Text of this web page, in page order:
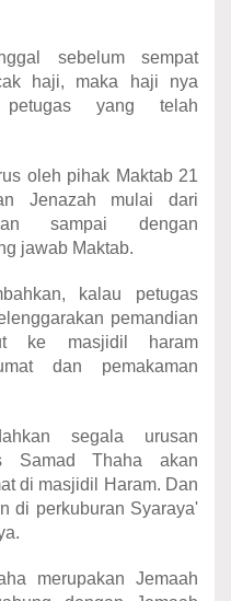
sebelum sempat
haji, maka haji nya
yang telah
oleh pihak Maktab 21
Jenazah mulai dari
sampai dengan
jawab Maktab.
kalau petugas
pemandian
ke masjidil haram
dan pemakaman
segala urusan
Samad Thaha akan
di masjidil Haram. Dan
di perkuburan Syaraya'
merupakan Jemaah